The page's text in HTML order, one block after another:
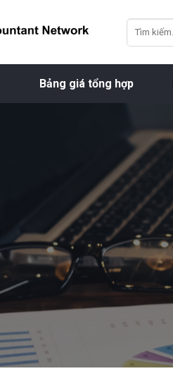
Bảng giá tổng hợp